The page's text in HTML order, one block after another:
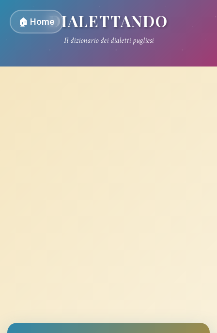
🏠 HomeDIALETTANDO
Il dizionario dei dialetti pugliesi